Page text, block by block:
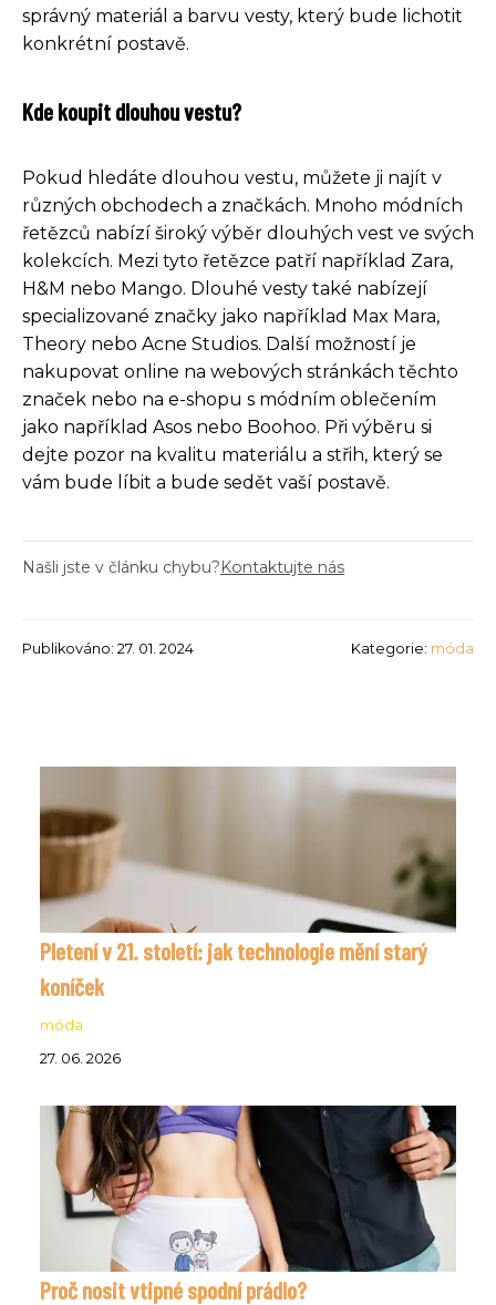
správný materiál a barvu vesty, který bude lichotit
konkrétní postavě.
Kde koupit dlouhou vestu?
Pokud hledáte dlouhou vestu, můžete ji najít v
různých obchodech a značkách. Mnoho módních
řetězců nabízí široký výběr dlouhých vest ve svých
kolekcích. Mezi tyto řetězce patří například Zara,
H&M nebo Mango. Dlouhé vesty také nabízejí
specializované značky jako například Max Mara,
Theory nebo Acne Studios. Další možností je
nakupovat online na webových stránkách těchto
značek nebo na e-shopu s módním oblečením
jako například Asos nebo Boohoo. Při výběru si
dejte pozor na kvalitu materiálu a střih, který se
vám bude líbit a bude sedět vaší postavě.
Našli jste v článku chybu?Kontaktujte nás
Publikováno: 27. 01. 2024 Kategorie: móda
Pletení v 21. století: jak technologie mění starý
koníček
móda
27. 06. 2026
Proč nosit vtipné spodní prádlo?